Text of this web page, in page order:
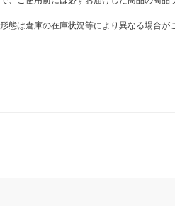
態は倉庫の在庫状況等により異なる場合が